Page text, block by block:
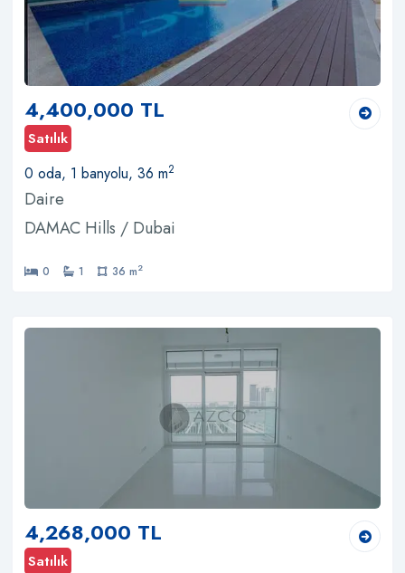
4,400,000 TL
Satılık
0 oda, 1 banyolu, 36 m2
Daire
DAMAC Hills / Dubai
0 1 36 m2
4,268,000 TL
Satılık